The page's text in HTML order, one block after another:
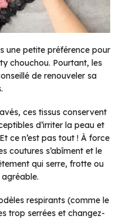
une petite préférence pour
chouchou. Pourtant, les
de renouveler sa
ces tissus conservent
d’irriter la peau et
ce n’est pas tout ! À force
coutures s’abîment et le
qui serre, frotte ou
respirants (comme le
trop serrées et changez-